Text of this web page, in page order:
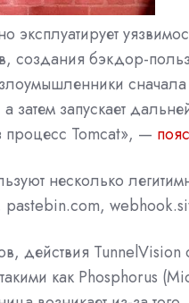
эксплуатирует
создания бэкдор-
затем запускает
процесс Tomcat», —
несколько
pastebin.com,
действия
как Phosphorus